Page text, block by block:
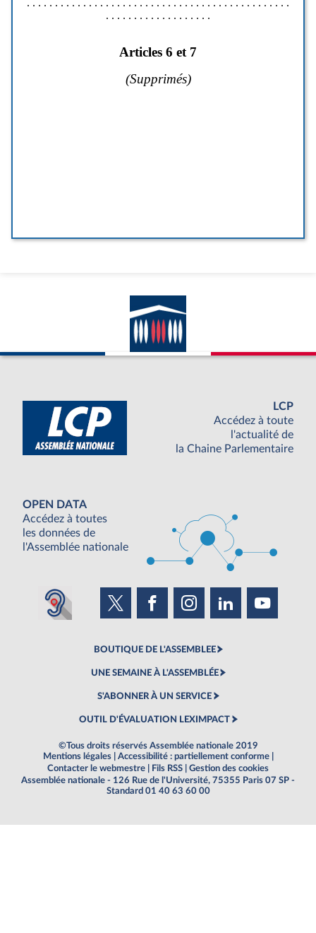
LCP
Accédez à toute
l'actualité de
la Chaine Parlementaire
OPEN DATA
Accédez à toutes
les données de
l'Assemblée nationale
BOUTIQUE DE L'ASSEMBLEE
UNE SEMAINE À L'ASSEMBLÉE
S'ABONNER À UN SERVICE
OUTIL D'ÉVALUATION LEXIMPACT
©Tous droits réservés Assemblée nationale 2019
Mentions légales
Accessibilité : partiellement conforme
Contacter le webmestre
Fils RSS
Gestion des cookies
Assemblée nationale - 126 Rue de l'Université, 75355 Paris 07 SP -
Standard 01 40 63 60 00